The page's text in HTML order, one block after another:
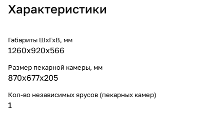
Характеристики
Габариты ШхГхВ, мм
1260х920х566
Размер пекарной камеры, мм
870х677х205
Кол-во независимых ярусов (пекарных камер)
1